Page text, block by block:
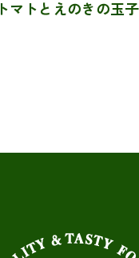
トマトとえのきの玉